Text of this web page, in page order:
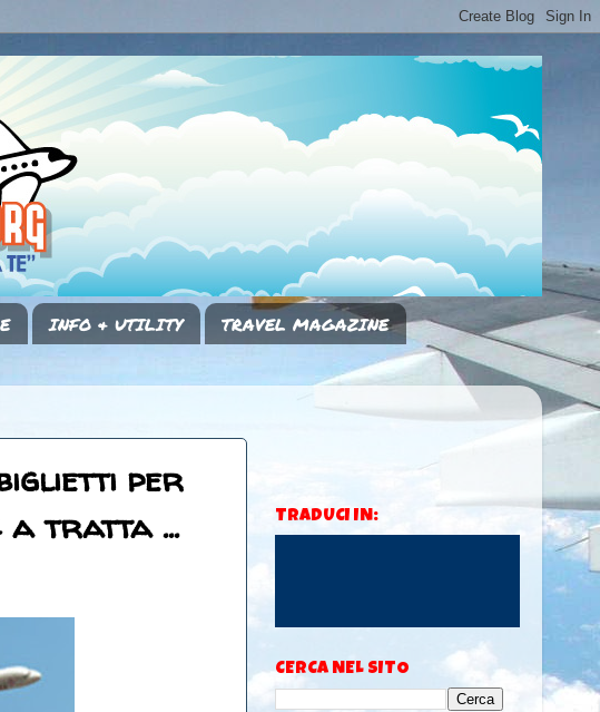
INFO & UTILITY
TRAVEL MAGAZINE
per
a tratta ...
TRADUCI IN:
CERCA NEL SITO